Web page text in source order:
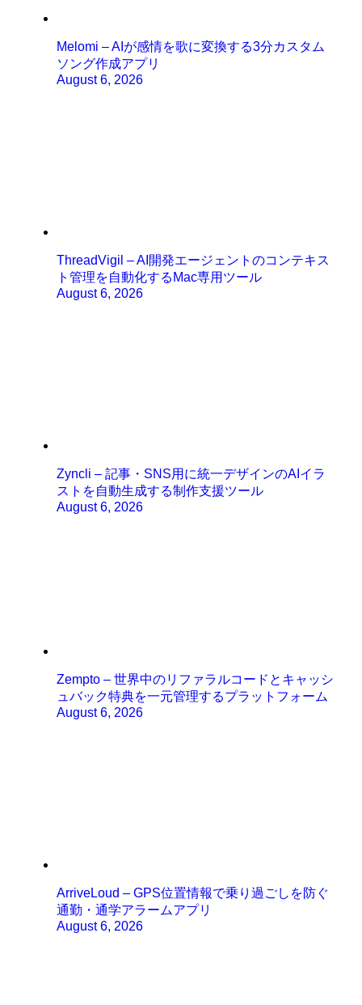
Melomi – AIが感情を歌に変換する3分カスタム
ソング作成アプリ
August 6, 2026
ThreadVigil – AI開発エージェントのコンテキス
ト管理を自動化するMac専用ツール
August 6, 2026
Zyncli – 記事・SNS用に統一デザインのAIイラ
ストを自動生成する制作支援ツール
August 6, 2026
Zempto – 世界中のリファラルコードとキャッシ
ュバック特典を一元管理するプラットフォーム
August 6, 2026
ArriveLoud – GPS位置情報で乗り過ごしを防ぐ
通勤・通学アラームアプリ
August 6, 2026